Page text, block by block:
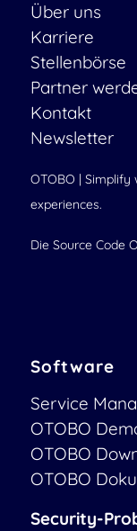
Über uns
Karriere
Stellenbörse
Partner
Kontakt
Newsletter
OTOBO |
experiences.
Die Source Code
Software
Service
OTOBO
OTOBO
OTOBO
Security-